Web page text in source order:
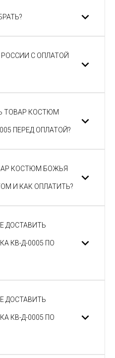
С ОПЛАТОЙ
ТОВАР КОСТЮМ
ПЕРЕД ОПЛАТОЙ?
КОСТЮМ БОЖЬЯ
И КАК ОПЛАТИТЬ?
ДОСТАВИТЬ
КВ-Д-0005 ПО
ДОСТАВИТЬ
КВ-Д-0005 ПО